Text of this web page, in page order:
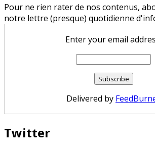
Pour ne rien rater de nos contenus,
notre lettre (presque) quotidienne
Enter your email
Delivered by
Twitter